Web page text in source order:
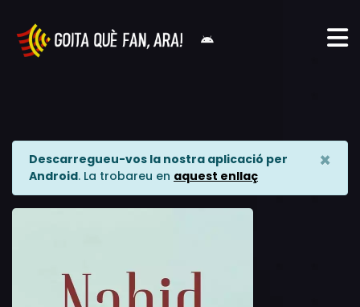
Descarregueu-vos la nostra aplicació per
Android. La trobareu en aquest enllaç
×